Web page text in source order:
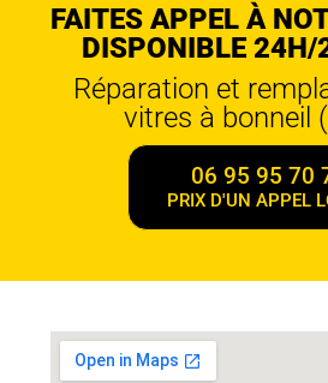
FAITES APPEL À
DISPONIBLE
Réparation et
vitres à bonneil
06 95 95 70
PRIX D'UN APPEL